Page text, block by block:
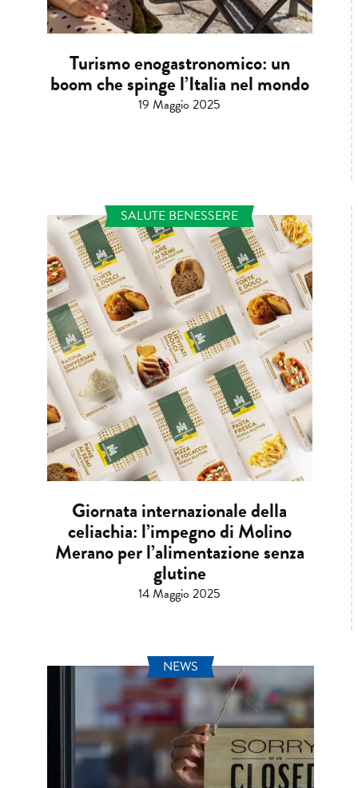
Turismo enogastronomico: un
boom che spinge l’Italia nel mondo
19 Maggio 2025
SALUTE BENESSERE
Giornata internazionale della
celiachia: l’impegno di Molino
Merano per l’alimentazione senza
glutine
14 Maggio 2025
NEWS